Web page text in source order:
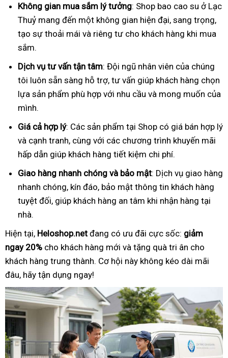
Không gian mua sắm lý tưởng: Shop bao cao su ở Lạc
Thuỷ mang đến một không gian hiện đại, sang trọng,
tạo sự thoải mái và riêng tư cho khách hàng khi mua
sắm.
Dịch vụ tư vấn tận tâm: Đội ngũ nhân viên của chúng
tôi luôn sẵn sàng hỗ trợ, tư vấn giúp khách hàng chọn
lựa sản phẩm phù hợp với nhu cầu và mong muốn của
mình.
Giá cả hợp lý: Các sản phẩm tại Shop có giá bán hợp lý
và cạnh tranh, cùng với các chương trình khuyến mãi
hấp dẫn giúp khách hàng tiết kiệm chi phí.
Giao hàng nhanh chóng và bảo mật: Dịch vụ giao hàng
nhanh chóng, kín đáo, bảo mật thông tin khách hàng
tuyệt đối, giúp khách hàng an tâm khi nhận hàng tại
nhà.
Hiện tại, Heloshop.net đang có ưu đãi cực sốc: giảm
ngay 20% cho khách hàng mới và tặng quà tri ân cho
khách hàng trung thành. Cơ hội này không kéo dài mãi
đâu, hãy tận dụng ngay!